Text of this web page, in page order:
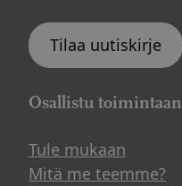
Tilaa uutiskirje
Osallistu toimintaan
Tule mukaan
Mitä me teemme?